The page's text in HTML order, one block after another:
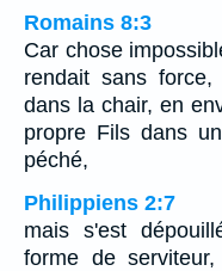
Romains 8:3
Car chose
rendait sans
dans la chair, en
propre Fils dans
péché,
Philippiens 2:7
mais s'est
forme de